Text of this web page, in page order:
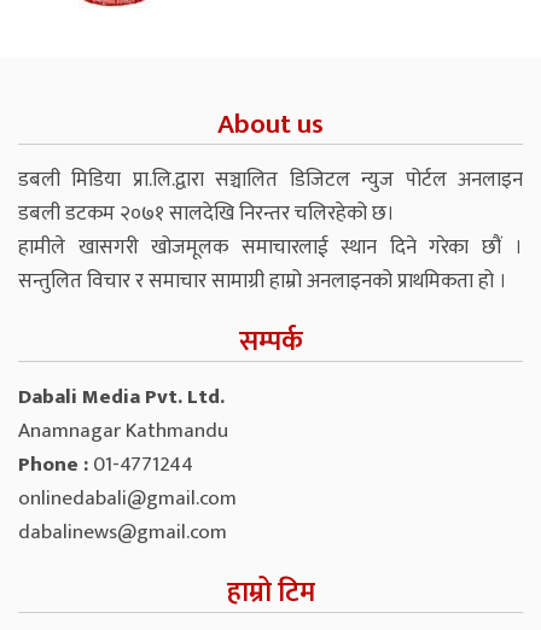
About us
डबली मिडिया प्रा.लि.द्वारा सञ्चालित डिजिटल न्युज पोर्टल अनलाइन
डबली डटकम २०७१ सालदेखि निरन्तर चलिरहेको छ।
हामीले खासगरी खोजमूलक समाचारलाई स्थान दिने गरेका छौं ।
सन्तुलित विचार र समाचार सामाग्री हाम्रो अनलाइनको प्राथमिकता हो ।
सम्पर्क
Dabali Media Pvt. Ltd.
Anamnagar Kathmandu
Phone :01-4771244
onlinedabali@gmail.com
dabalinews@gmail.com
हाम्रो टिम